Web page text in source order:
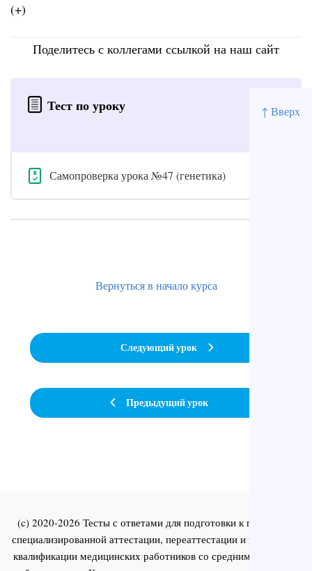
↑ Вверх
(+)
Поделитесь с коллегами ссылкой на наш сайт
Тест по уроку
Самопроверка урока №47 (генетика)
Предыдущий урок
Вернуться в начало курса
Следующий урок
(c) 2020-2026 Тесты с ответами для подготовки к первичной
специализированной аттестации, переаттестации и повышения
квалификации медицинских работников со средним и высшим